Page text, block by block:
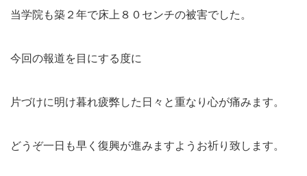
当学院も築２年で床上８０センチの被害でした。
今回の報道を目にする度に
片づけに明け暮れ疲弊した日々と重なり心が痛みます。
どうぞ一日も早く復興が進みますようお祈り致します。